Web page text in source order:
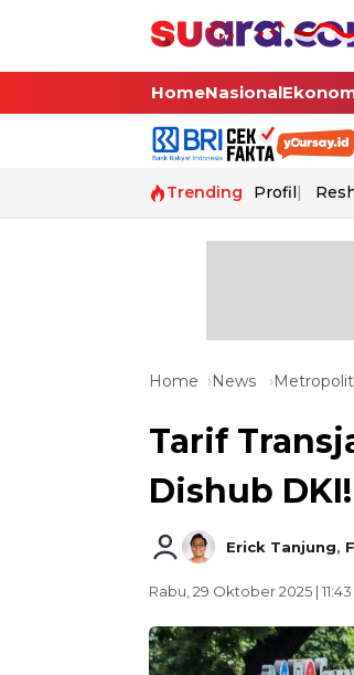
HomeNasional
Trending Profil
Home News
Tarif
Dishub DKI!
Erick Tanjung,
Rabu, 29 Oktober 2025 |